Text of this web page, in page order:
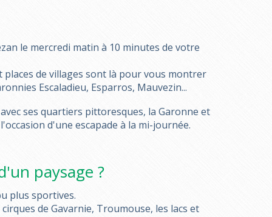
le mercredi matin à 10 minutes de votre
places de villages sont là pour vous montrer
Escaladieu, Esparros, Mauvezin...
ses quartiers pittoresques, la Garonne et
d'une escapade à la mi-journée.
paysage ?
plus sportives.
de Gavarnie, Troumouse, les lacs et